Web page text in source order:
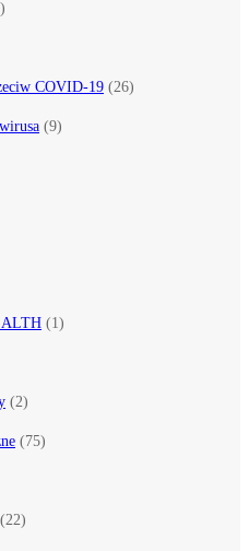
COVID-19 (26)
(9)
(1)
(2)
(75)
(22)